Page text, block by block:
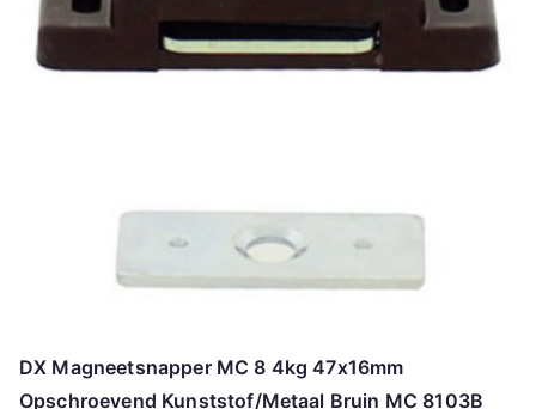
DX Magneetsnapper MC 8 4kg 47x16mm
Opschroevend Kunststof/Metaal Bruin MC 8103B